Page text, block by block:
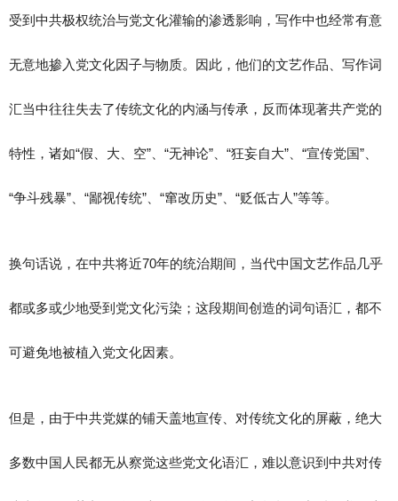
受到中共极权统治与党文化灌输的渗透影响，写作中也经常有意
无意地掺入党文化因子与物质。因此，他们的文艺作品、写作词
汇当中往往失去了传统文化的内涵与传承，反而体现著共产党的
特性，诸如“假、大、空”、“无神论”、“狂妄自大”、“宣传党国”、
“争斗残暴”、“鄙视传统”、“窜改历史”、“贬低古人”等等。
换句话说，在中共将近70年的统治期间，当代中国文艺作品几乎
都或多或少地受到党文化污染；这段期间创造的词句语汇，都不
可避免地被植入党文化因素。
但是，由于中共党媒的铺天盖地宣传、对传统文化的屏蔽，绝大
多数中国人民都无从察觉这些党文化语汇，难以意识到中共对传